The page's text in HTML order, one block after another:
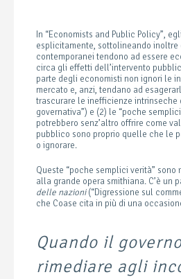
In “Economists and Public Policy”,
esplicitamente, sottolineando inoltre
contemporanei tendono ad essere
circa gli effetti dell’intervento
parte degli economisti non ignori le
mercato e, anzi, tendano ad
trascurare le inefficienze intrinseche
governativa”) e (2) le “poche
potrebbero senz’altro offrire come
pubblico sono proprio quelle che le
o ignorare.
Queste “poche semplici verità”
alla grande opera smithiana. C’è un
delle nazioni(“Digressione sul
che Coase cita in più di una
Quando il
rimediare agli